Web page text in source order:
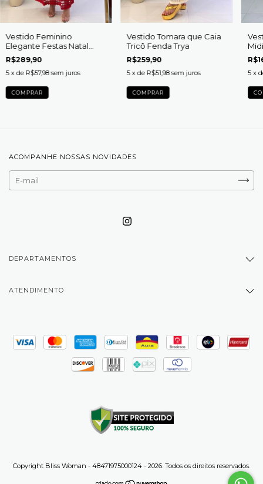
Vestido Feminino
Elegante Festas Natal
Vermelho Catarina
R$289,90
5 x de R$57,98 sem juros
COMPRAR
Vestido Tomara que Caia
Tricô Fenda Trya
R$259,90
5 x de R$51,98 sem juros
COMPRAR
5 x
ACOMPANHE NOSSAS NOVIDADES
DEPARTAMENTOS
ATENDIMENTO
Copyright Bliss Woman - 48471975000124 - 2026. Todos os direitos reservados.